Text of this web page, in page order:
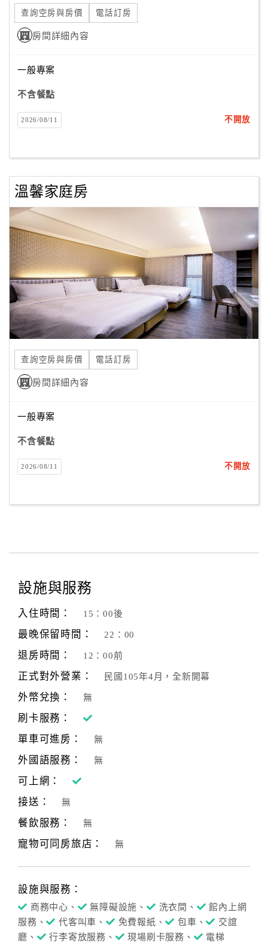
單
管
理
員
戶
客
服
聯
Line
線
上
客
服
紅
利
查
訂
房
Q&A
請
款
據
作
提
店
合
作
合
查詢空房與房價 電話訂房
房間詳細內容
一般專案
不含餐點
2026/08/11 不開放
溫馨家庭房
查詢空房與房價 電話訂房
房間詳細內容
一般專案
不含餐點
2026/08/11 不開放
設施與服務
入住時間： 15：00後
最晚保留時間： 22：00
退房時間： 12：00前
正式對外營業： 民國105年4月，全新開幕
外幣兌換： 無
刷卡服務：
單車可進房：
無
外國語服務： 無
可上網：
接送：
無
餐飲服務： 無
寵物可同房旅店： 無
設施與服務：
商務中心、 無障礙設施、 洗衣間、
館內上網
服務、
代客叫車、 免費報紙、 包車、
交誼
廳、
行李寄放服務、 現場刷卡服務、 電梯